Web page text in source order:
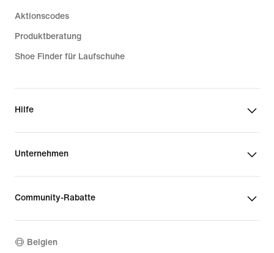
Aktionscodes
Produktberatung
Shoe Finder für Laufschuhe
Hilfe
Unternehmen
Community-Rabatte
Belgien